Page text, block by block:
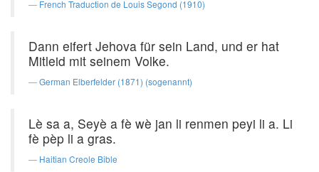
French Traduction de Louis Segond (1910)
Dann eifert Jehova für sein Land, und er hat
Mitleid mit seinem Volke.
German Elberfelder (1871) (sogenannt)
Lè sa a, Seyè a fè wè jan li renmen peyi li a. Li
fè pèp li a gras.
Haitian Creole Bible